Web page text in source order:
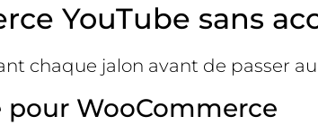
YouTube sans
chaque jalon avant de passer
pour WooCommerce